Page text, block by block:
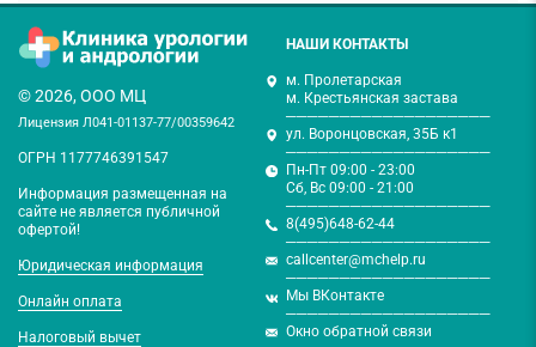
© 2026, ООО МЦ
Лицензия Л041-01137-77/00359642
ОГРН 1177746391547
Информация размещенная на
сайте не является публичной
офертой!
Юридическая информация
Онлайн оплата
Налоговый вычет
НАШИ КОНТАКТЫ
м. Пролетарская
м. Крестьянская застава
───────────────────
ул. Воронцовская, 35Б к1
───────────────────
Пн-Пт 09:00 - 23:00
Сб, Вс 09:00 - 21:00
───────────────────
8(495)648-62-44
───────────────────
callcenter@mchelp.ru
───────────────────
Мы ВКонтакте
───────────────────
Окно обратной связи